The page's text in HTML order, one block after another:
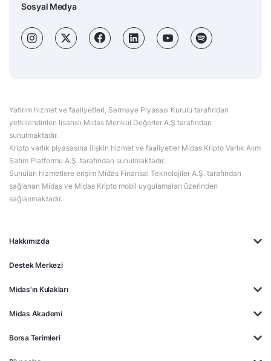
Hakkımızda
Destek Merkezi
Midas'ın Kulakları
Midas Akademi
Borsa Terimleri
Sosyal Medya
Yatırım hizmet ve faaliyetleri, Sermaye Piyasası Kurulu tarafından
yetkilendirilen lisanslı Midas Menkul Değerler A.Ş tarafından
sunulmaktadır.
Kripto varlık piyasasına ilişkin hizmet ve faaliyetler Midas Kripto Varlık Alım
Satım Platformu A.Ş. tarafından sunulmaktadır.
Sunulan hizmetlere erişim Midas Finansal Teknolojiler A.Ş. tarafından
sağlanan Midas ve Midas Kripto mobil uygulamaları üzerinden
sağlanmaktadır.